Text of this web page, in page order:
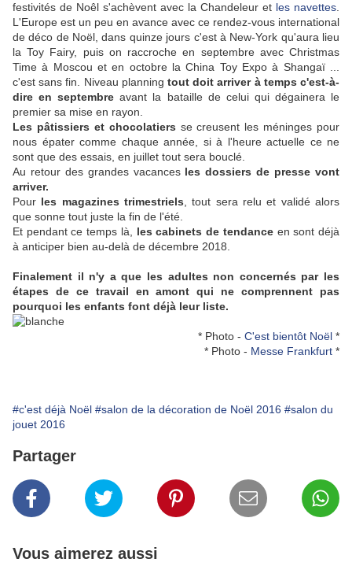
festivités de Noêl s'achèvent avec la Chandeleur et les navettes
L'Europe est un peu en avance avec ce rendez-vous international
de déco de Noël, dans quinze jours c'est à New-York qu'aura lieu
la Toy Fairy, puis on raccroche en septembre avec Christmas
Time à Moscou et en octobre la China Toy Expo à Shangaï ...
c'est sans fin. Niveau planning tout doit arriver à temps c'est-à-
dire en septembre avant la bataille de celui qui dégainera le
premier sa mise en rayon.
Les pâtissiers et chocolatiers se creusent les méninges pour
nous épater comme chaque année, si à l'heure actuelle ce ne
sont que des essais, en juillet tout sera bouclé.
Au retour des grandes vacances les dossiers de presse vont
arriver.
Pour les magazines trimestriels , tout sera relu et validé alors
que sonne tout juste la fin de l'été.
Et pendant ce temps là, les cabinets de tendanceen sont déjà
à anticiper bien au-delà de décembre 2018.
Finalement il n'y a que les adultes non concernés par les
étapes de ce travail en amont qui ne comprennent pas
pourquoi les enfants font déjà leur liste.
* Photo - C'est bientôt Noël *
* Photo - Messe Frankfurt *
#c'est déjà Noël #salon de la décoration de Noël 2016 #salon du
jouet 2016
Partager
Vous aimerez aussi